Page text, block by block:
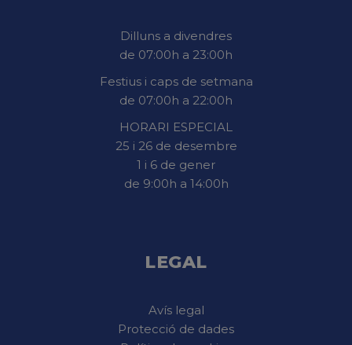
Dilluns a divendres
de 07:00h a 23:00h
Festius i caps de setmana
de 07:00h a 22:00h
HORARI ESPECIAL
25 i 26 de desembre
1 i 6 de gener
de 9:00h a 14:00h
LEGAL
Avís legal
Protecció de dades